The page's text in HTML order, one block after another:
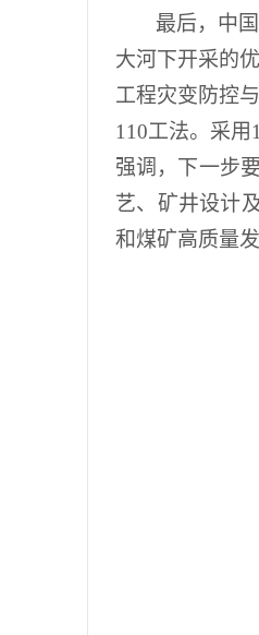
最后， 中
大河下开采的
工程灾变防控
110工法。 采用
强调，下一步
艺、矿井设计
和煤矿高质量